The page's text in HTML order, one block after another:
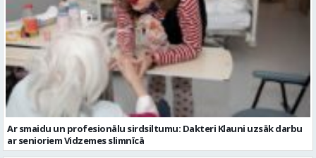
Ar smaidu un profesionālu sirdsiltumu: Dakteri Klauni uzsāk darbu
ar senioriem Vidzemes slimnīcā